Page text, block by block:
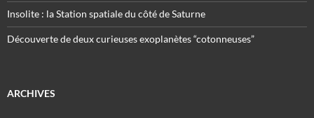
Insolite : la Station spatiale du côté de Saturne
Découverte de deux curieuses exoplanètes “cotonneuses”
ARCHIVES